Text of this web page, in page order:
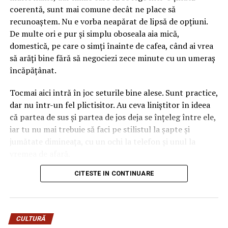
floare lângă el. Dacă ignori amănuntul ăsta, ajungi ușor
la un aranjament care se bate cap în cap, în care
albastrul rece și florile nimeresc în registre care nu
vorbesc între ele.
Gândește-te la el ca la o piesă vestimentară cu
întâmplare pe dedesubt, ci cauți ce-l pune în valoare.
Aici e la fel. Albastrul cere ori contraste calde care îl
scot în față, ori tonuri reci care îl liniștesc și îl extind.
Sezonul intervine exact în decizia asta, pentru că ne
Mai e un lucru pe care l-am prins abia în timp. Florile
de lumina anotimpului. Un roz care pare delicat în
coerentă, sunt mai comune decât ne place să
recunoaștem. Nu e vorba neapărat de lipsă de opțiuni.
De multe ori e pur și simplu oboseala aia mică,
domestică, pe care o simți înainte de cafea, când ai vrea
să arăți bine fără să negociezi zece minute cu un umeraș
încăpățânat.
Tocmai aici intră în joc seturile bine alese. Sunt practice,
dar nu într-un fel plictisitor. Au ceva liniștitor în ideea
că partea de sus și partea de jos deja se înțeleg între ele,
iar tu nu mai trebuie să faci pe stilistul la șapte și
jumătate dimineața, cu un ochi la telefon și unul la
Numai că nu orice compleu e bun pentru viața reală. Una
lumina perfectă și modelul care pare că n-a alergat
niciodată după autobuz, și alta e să funcționeze într-o zi
normală, cu mers mult, birou, cumpărături, poate o
CITESTE IN CONTINUARE
CULTURĂ